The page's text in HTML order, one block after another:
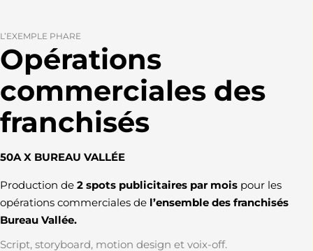
L’EXEMPLE PHARE
Opérations
commerciales des
franchisés
50A X BUREAU VALLÉE
Production de 2 spots publicitaires par mois pour les
opérations commerciales de l’ensemble des franchisés
Bureau Vallée.
Script, storyboard, motion design et voix-off.